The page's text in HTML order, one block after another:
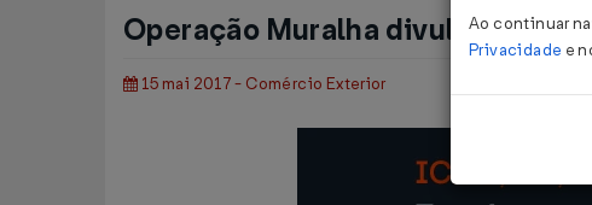
Operação Muralha divulga o
15 mai 2017 - Comércio Exterior
Ao continuar
Privacidade e